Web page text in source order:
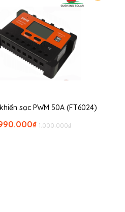
sạc PWM 50A (FT6024)
₫
1.000.000
₫